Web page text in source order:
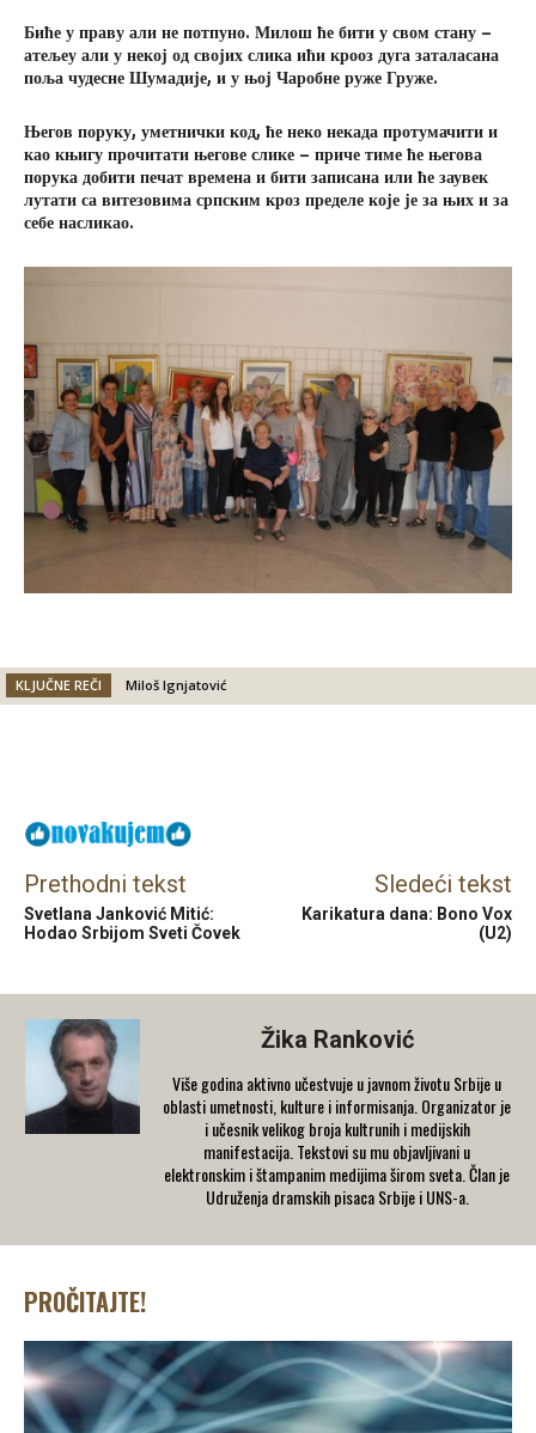
Биће у праву али не потпуно. Милош ће бити у свом стану –
атељеу али у некој од својих слика ићи крооз дуга заталасана
поља чудесне Шумадије, и у њој Чаробне руже Груже.
Његов поруку, уметнички код, ће неко некада протумачити и
као књигу прочитати његове слике – приче тиме ће његова
порука добити печат времена и бити записана или ће заувек
лутати са витезовима српским кроз пределе које је за њих и за
себе насликао.
KLJUČNE REČI Miloš Ignjatović
Prethodni tekst
Svetlana Janković Mitić:
Hodao Srbijom Sveti Čovek
Sledeći tekst
Karikatura dana: Bono Vox
(U2)
Žika Ranković
Više godina aktivno učestvuje u javnom životu Srbije u
oblasti umetnosti, kulture i informisanja. Organizator je
i učesnik velikog broja kultrunih i medijskih
manifestacija. Tekstovi su mu objavljivani u
elektronskim i štampanim medijima širom sveta. Član je
Udruženja dramskih pisaca Srbije i UNS-a.
PROČITAJTE!